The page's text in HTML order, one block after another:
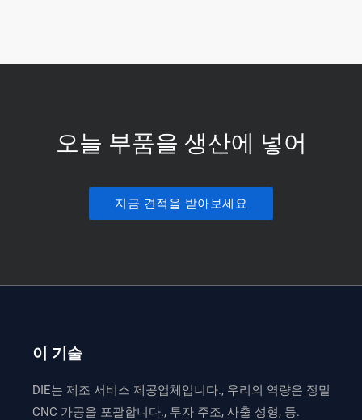
오늘 부품을 생산에 넣어
지금 견적을 받아보세요
이 기술
DIE는 제조 서비스 제공업체입니다., 우리의 역량은 정밀
CNC 가공을 포괄합니다., 투자 주조, 사출 성형, 등.